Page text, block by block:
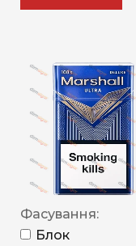
Фасування:
Блок